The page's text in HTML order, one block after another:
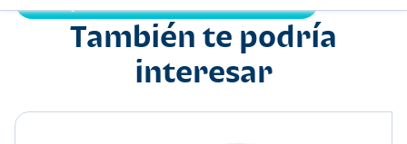
También te podría
interesar